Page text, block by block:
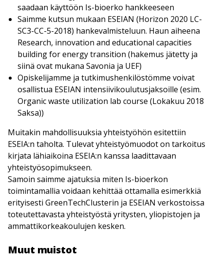
saadaan käyttöön Is-bioerko hankkeeseen
Saimme kutsun mukaan ESEIAN (Horizon 2020 LC-
SC3-CC-5-2018) hankevalmisteluun. Haun aiheena
Research, innovation and educational capacities
building for energy transition (hakemus jätetty ja
siinä ovat mukana Savonia ja UEF)
Opiskelijamme ja tutkimushenkilöstömme voivat
osallistua ESEIAN intensiivikoulutusjaksoille (esim.
Organic waste utilization lab course (Lokakuu 2018
Saksa))
Muitakin mahdollisuuksia yhteistyöhön esitettiin
ESEIA:n taholta. Tulevat yhteistyömuodot on tarkoitus
kirjata lähiaikoina ESEIA:n kanssa laadittavaan
yhteistyösopimukseen.
Samoin saimme ajatuksia miten Is-bioerkon
toimintamallia voidaan kehittää ottamalla esimerkkiä
erityisesti GreenTechClusterin ja ESEIAN verkostoissa
toteutettavasta yhteistyöstä yritysten, yliopistojen ja
ammattikorkeakoulujen kesken.
Muut muistot